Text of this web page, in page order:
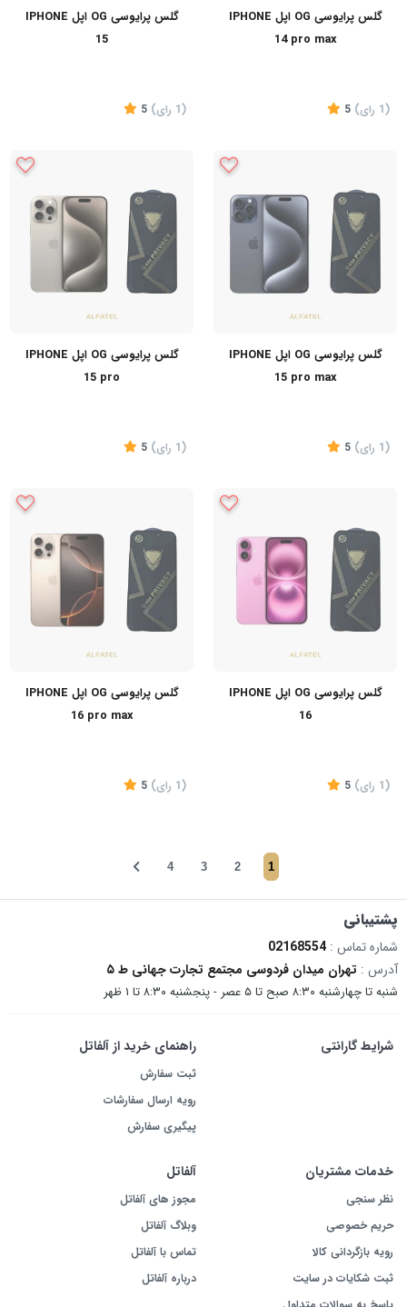
گلس پرایوسی OG اپل IPHONE
14 pro max
(1 رای)
5
گلس پرایوسی OG اپل IPHONE
15
(1 رای)
5
گلس پرایوسی OG اپل IPHONE
15 pro max
(1 رای)
5
گلس پرایوسی OG اپل IPHONE
15 pro
(1 رای)
5
گلس پرایوسی OG اپل IPHONE
16
(1 رای)
5
گلس پرایوسی OG اپل IPHONE
16 pro max
(1 رای)
5
1
2
3
4
پشتیبانی
شماره تماس : 02168554
آدرس : تهران میدان فردوسی مجتمع تجارت جهانی ط ۵
شنبه تا چهارشنبه ۸:۳۰ صبح تا ۵ عصر - پنجشنبه ۸:۳۰ تا ۱ ظهر
شرایط گارانتی راهنمای خرید از آلفاتل
ثبت سفارش
رویه ارسال سفارشات
پیگیری سفارش
خدمات مشتریان
نظر سنجی
حریم خصوصی
رویه بازگردانی کالا
ثبت شکایات در سایت
آلفاتل
مجوز های آلفاتل
وبلاگ آلفاتل
تماس با آلفاتل
درباره آلفاتل